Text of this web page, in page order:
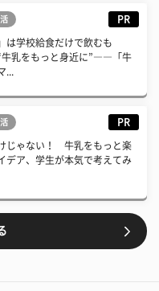
PR
は学校給食だけで飲むも
乳をもっと身近に”――「牛
...
PR
じゃない！ 牛乳をもっと楽
デア、学生が本気で考えてみ